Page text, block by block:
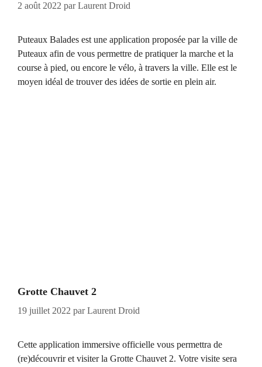
2 août 2022 parLaurent Droid
Puteaux Balades est une application proposée par la ville de
Puteaux afin de vous permettre de pratiquer la marche et la
course à pied, ou encore le vélo, à travers la ville. Elle est le
moyen idéal de trouver des idées de sortie en plein air.
Grotte Chauvet 2
19 juillet 2022 parLaurent Droid
Cette application immersive officielle vous permettra de
(re)découvrir et visiter la Grotte Chauvet 2. Votre visite sera